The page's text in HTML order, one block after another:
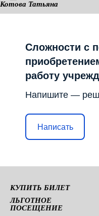
Котова Татьяна
Сложности с
работу
Напишите —
Написать
КУПИТЬ БИЛЕТ
ЛЬГОТНОЕ
ПОСЕЩЕНИЕ